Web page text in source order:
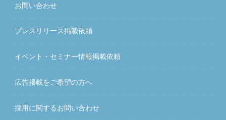
お問い合わせ
プレスリリース掲載依頼
イベント・セミナー情報掲載依頼
広告掲載をご希望の方へ
採用に関するお問い合わせ